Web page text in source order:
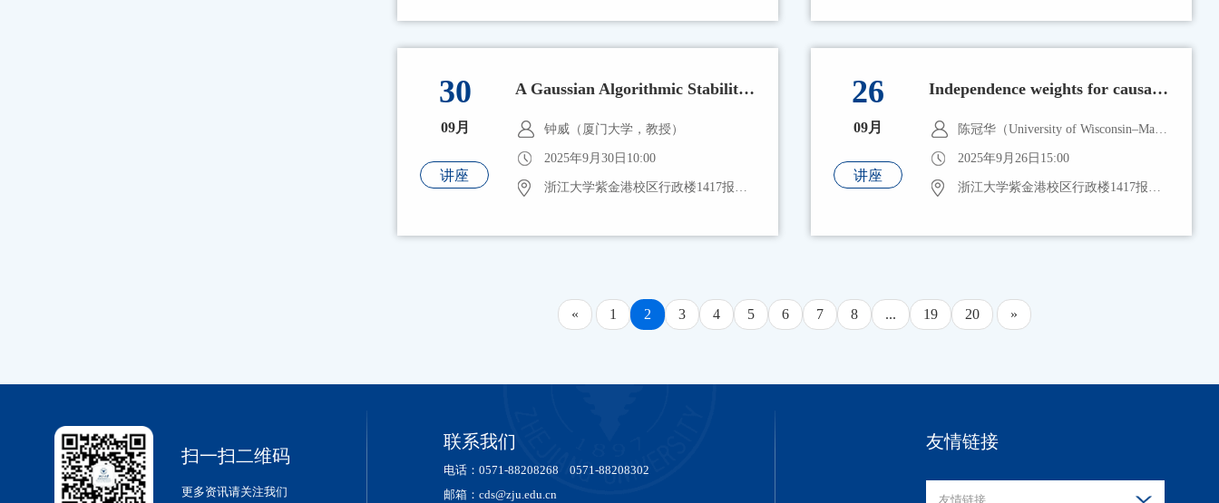
30
09月
讲座
A Gaussian Algorithmic Stability Framework for Post-Selection Inference
钟威（厦门大学，教授）
2025年9月30日10:00
26
09月
讲座
Independence weights for causal inference with continuous treatments
陈冠华（University of Wisconsin–Madison, Associate Professor）
2025年9月26日15:00
« 1 2 3 4 5 6 7 8 ... 19 20 »
扫一扫二维码
更多资讯请关注我们
联系我们
电话：0571-88208268 0571-88208302
邮箱：cds@zju.edu.cn
友情链接
友情链接